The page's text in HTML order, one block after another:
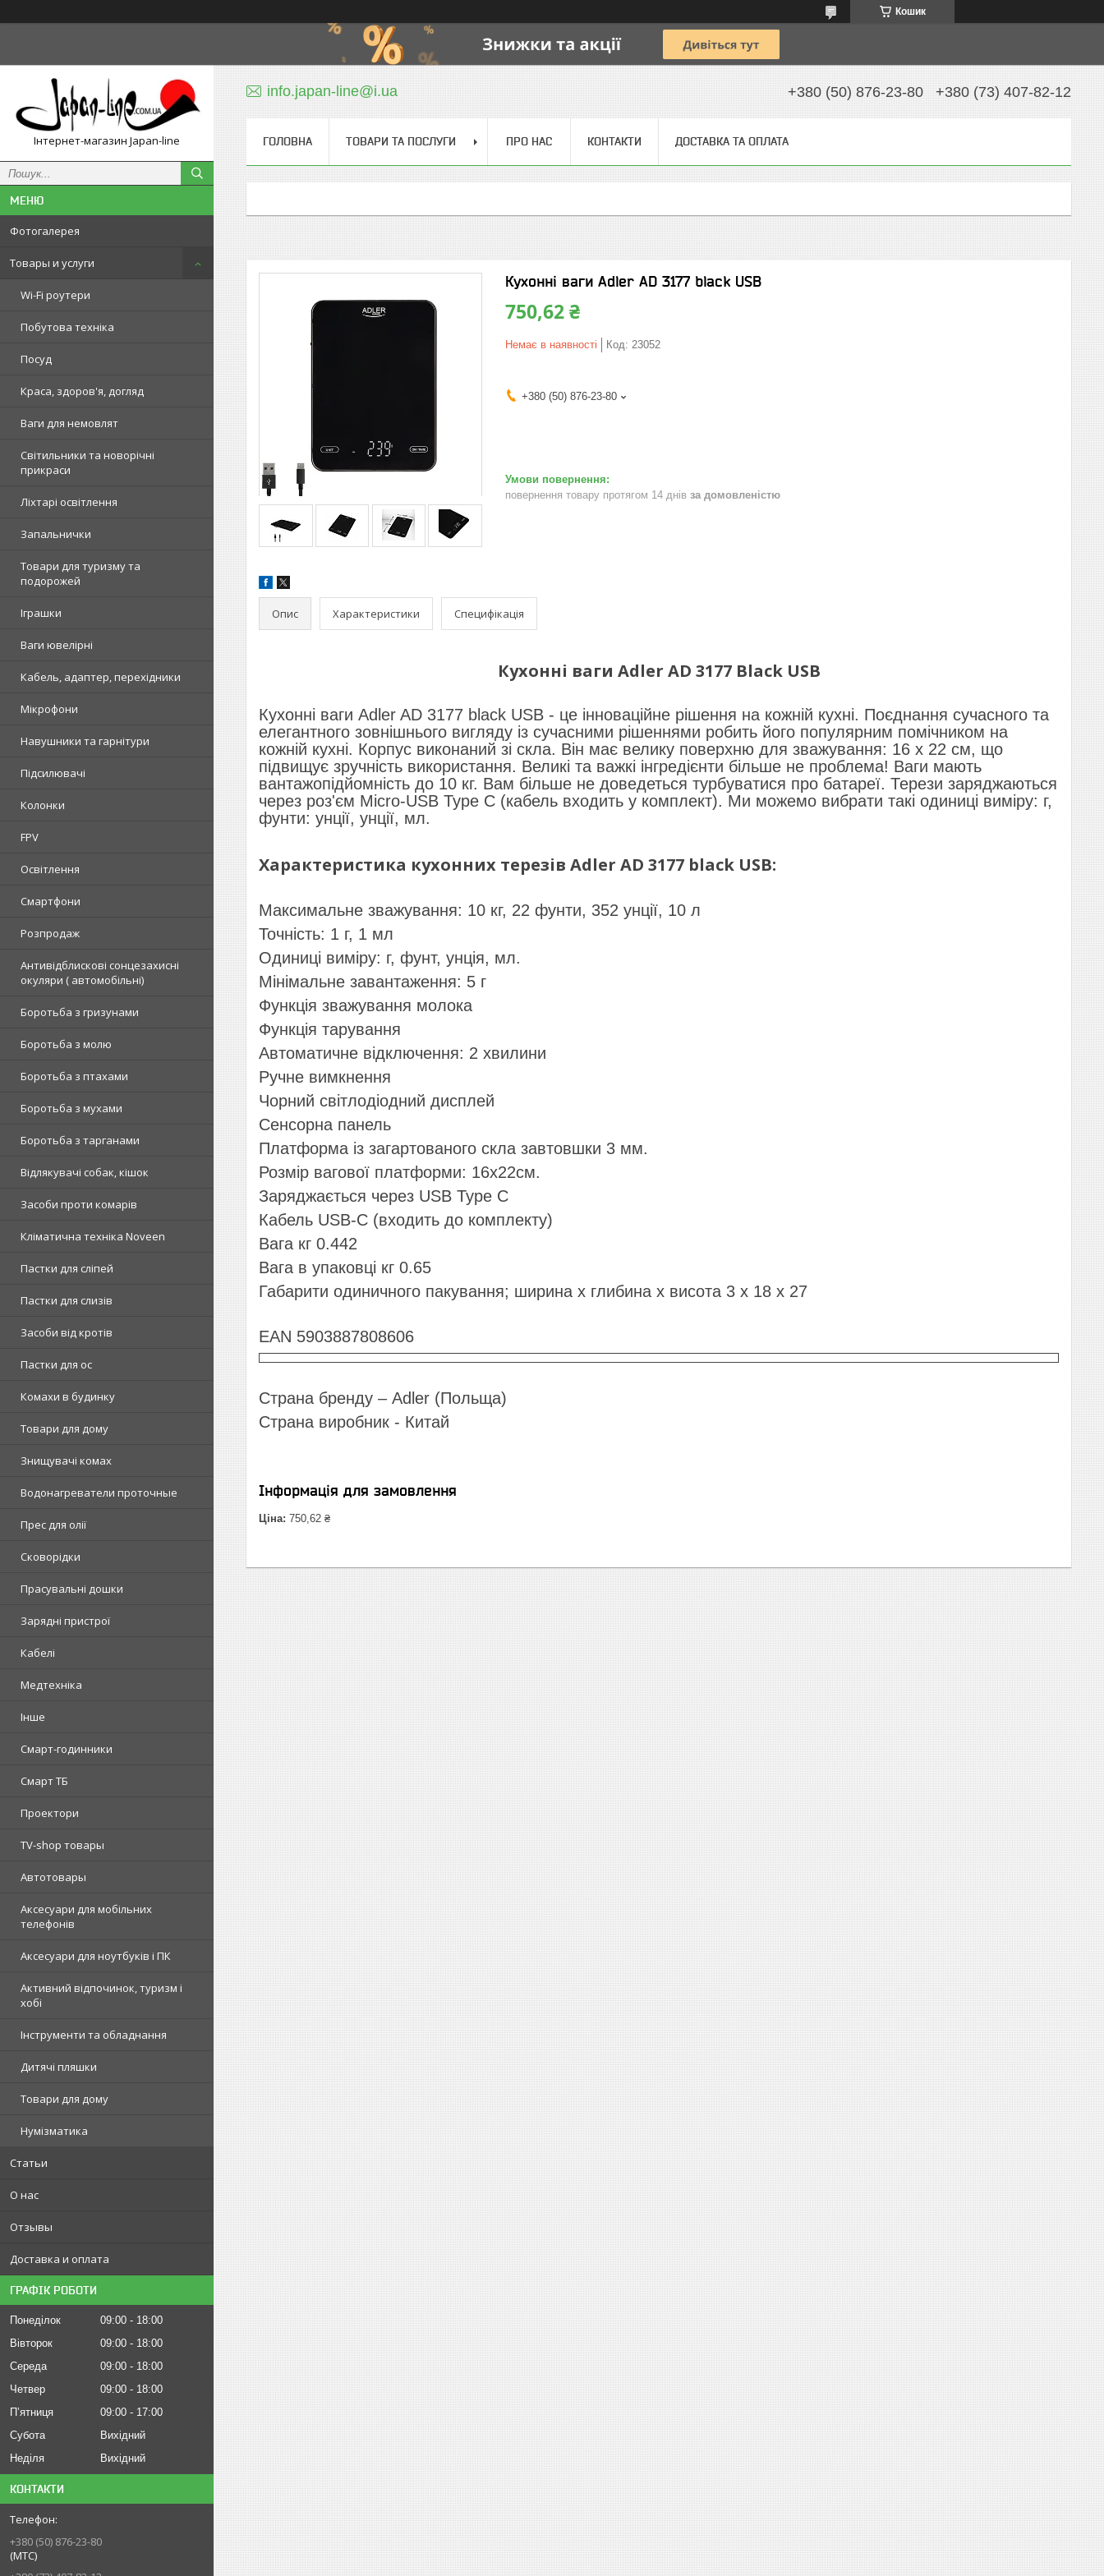
Кошик
Інтернет-магазин Japan-line
Фотогалерея
Товары и услуги
Wi-Fi роутери
Побутова техніка
Посуд
Краса, здоров'я, догляд
Ваги для немовлят
Світильники та новорічні
прикраси
Ліхтарі освітлення
Запальнички
Товари для туризму та
подорожей
Іграшки
Ваги ювелірні
Кабель, адаптер, перехідники
Мікрофони
Навушники та гарнітури
Підсилювачі
Колонки
FPV
Освітлення
Смартфони
Розпродаж
Антивідблискові сонцезахисні
окуляри ( автомобільні)
Боротьба з гризунами
Боротьба з молю
Боротьба з птахами
Боротьба з мухами
Боротьба з тарганами
Відлякувачі собак, кішок
Засоби проти комарів
Кліматична техніка Noveen
Пастки для сліпей
Пастки для слизів
Засоби від кротів
Пастки для ос
Комахи в будинку
Товари для дому
Знищувачі комах
Водонагреватели проточные
Прес для олії
Сковорідки
Прасувальні дошки
Зарядні пристрої
Кабелі
Медтехніка
Інше
Смарт-годинники
Смарт ТБ
Проектори
TV-shop товары
Автотовары
Аксесуари для мобільних
телефонів
Аксесуари для ноутбуків і ПК
Активний відпочинок, туризм і
хобі
Інструменти та обладнання
Дитячі пляшки
Товари для дому
Нумізматика
Статьи
О нас
Отзывы
Доставка и оплата
ГРАФІК РОБОТИ
Понеділок 09:00
18:00
Вівторок
09:00
18:00
Середа
09:00
18:00
Четвер
09:00
18:00
Пʼятниця
09:00
17:00
Субота
Вихідний
Неділя
Вихідний
КОНТАКТИ
+380 (50) 876-23-80
(МТС)
info.japan-line@i.ua +380 (50) 876-23-80 +380 (73) 407-82-12
ГОЛОВНА ТОВАРИ ТА ПОСЛУГИ ПРО НАС КОНТАКТИ ДОСТАВКА ТА ОПЛАТА
Кухонні ваги Аdler AD 3177 black USB
750,62 ₴
Немає в наявності Код: 23052
+380 (50) 876-23-80
повернення товару протягом 14 днів за домовленістю
Опис Характеристики Специфікація
Кухонні ваги Adler AD 3177 Black USB
Кухонні ваги Adler AD 3177 black USB - це інноваційне рішення на кожній кухні. Поєднання сучасного та
елегантного зовнішнього вигляду із сучасними рішеннями робить його популярним помічником на
кожній кухні. Корпус виконаний зі скла. Він має велику поверхню для зважування: 16 х 22 см, що
підвищує зручність використання. Великі та важкі інгредієнти більше не проблема! Ваги мають
вантажопідйомність до 10 кг. Вам більше не доведеться турбуватися про батареї. Терези заряджаються
через роз'єм Micro-USB Type C (кабель входить у комплект). Ми можемо вибрати такі одиниці виміру: г,
фунти: унції, унції, мл.
Характеристика кухонних терезів Adler AD 3177 black USB:
Максимальне зважування: 10 кг, 22 фунти, 352 унції, 10 л
Точність: 1 г, 1 мл
Одиниці виміру: г, фунт, унція, мл.
Мінімальне завантаження: 5 г
Функція зважування молока
Функція тарування
Автоматичне відключення: 2 хвилини
Ручне вимкнення
Чорний світлодіодний дисплей
Сенсорна панель
Платформа із загартованого скла завтовшки 3 мм.
Розмір вагової платформи: 16х22см.
Заряджається через USB Type C
Кабель USB-C (входить до комплекту)
Вага кг 0.442
Вага в упаковці кг 0.65
Габарити одиничного пакування; ширина х глибина х висота 3 х 18 х 27
EAN 5903887808606
Страна бренду – Adler (Польща)
Страна виробник - Китай
Інформація для замовлення
Ціна: 750,62 ₴